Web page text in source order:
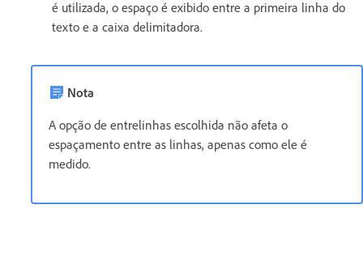
é utilizada, o espaço é exibido entre a primeira linha do
texto e a caixa delimitadora.
Nota
A opção de entrelinhas escolhida não afeta o
espaçamento entre as linhas, apenas como ele é
medido.